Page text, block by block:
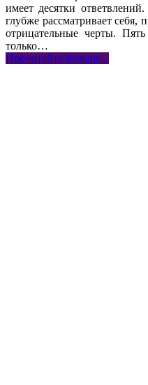
имеет десятки
глубже рассматривает
отрицательные черты.
только…
Прочитайте больше...